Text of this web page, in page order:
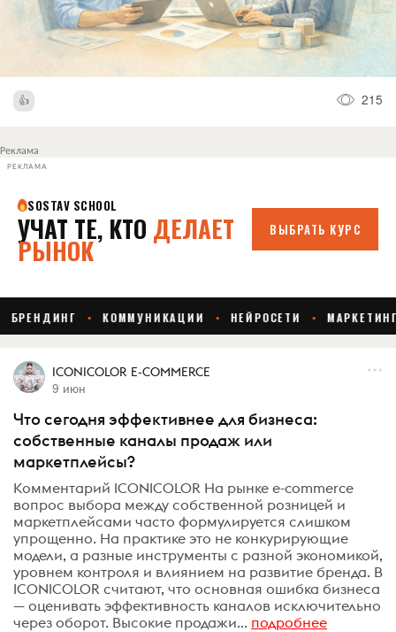
215
Реклама
РЕКЛАМА
ICONICOLOR E-COMMERCE
9 июн
Что сегодня эффективнее для бизнеса:
собственные каналы продаж или
маркетплейсы?
Комментарий ICONICOLOR На рынке e-commerce
вопрос выбора между собственной розницей и
маркетплейсами часто формулируется слишком
упрощенно. На практике это не конкурирующие
модели, а разные инструменты с разной экономикой,
уровнем контроля и влиянием на развитие бренда. В
ICONICOLOR считают, что основная ошибка бизнеса
— оценивать эффективность каналов исключительно
через оборот. Высокие продажи... подробнее